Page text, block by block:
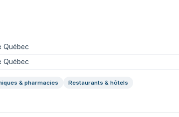
Québec
Québec
& pharmacies Restaurants & hôtels